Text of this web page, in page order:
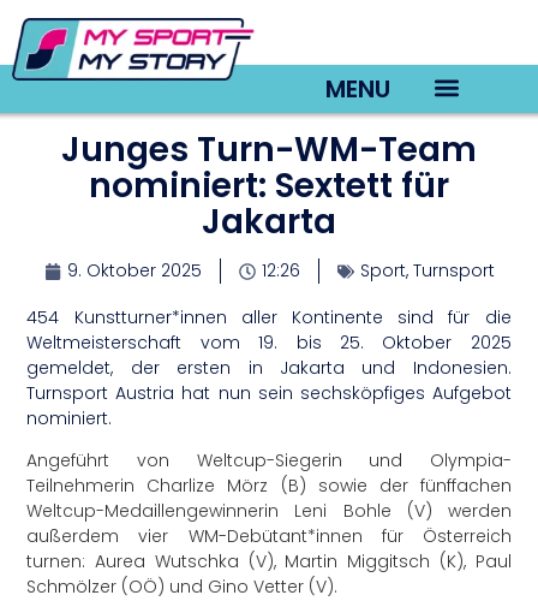
MENU
Junges Turn-WM-Team
nominiert: Sextett für
Jakarta
9. Oktober 2025 12:26 Sport, Turnsport
454 Kunstturner*innen aller Kontinente sind für die
Weltmeisterschaft vom 19. bis 25. Oktober 2025
gemeldet, der ersten in Jakarta und Indonesien.
Turnsport Austria hat nun sein sechsköpfiges Aufgebot
nominiert.
Angeführt von Weltcup-Siegerin und Olympia-
Teilnehmerin Charlize Mörz (B) sowie der fünffachen
Weltcup-Medaillengewinnerin Leni Bohle (V) werden
außerdem vier WM-Debütant*innen für Österreich
turnen:Aurea Wutschka (V), Martin Miggitsch (K), Paul
Schmölzer (OÖ) und Gino Vetter (V).